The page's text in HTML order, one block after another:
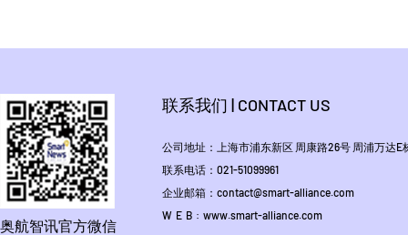
奥航智讯官方微信
联系我们 | CONTACT US
公司地址：上海市浦东新区 周康路26号 周浦万达E
联系电话：021-51099961
企业邮箱：contact@smart-alliance.com
W E B : www.smart-alliance.com